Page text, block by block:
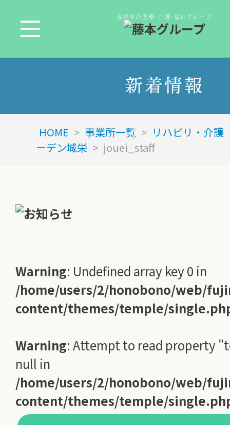
長崎県の医療･介護･福祉グループ
新着情報
HOME > 事業所一覧 > リハビリ・介護
ーデン城栄 > jouei_staff
Warning: Undefined array key 0 in
/home/users/2/honobono/web/
content/themes/temple/
Warning: Attempt to read property
null in
/home/users/2/honobono/web/
content/themes/temple/